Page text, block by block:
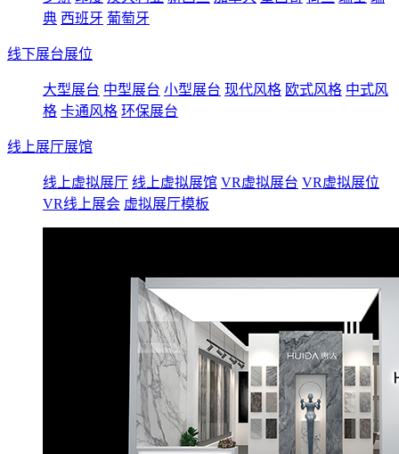
典 西班牙 葡萄牙
线下展台展位
大型展台 中型展台 小型展台 现代风格 欧式风格 中式风
格 卡通风格 环保展台
线上展厅展馆
线上虚拟展厅 线上虚拟展馆 VR虚拟展台 VR虚拟展位
VR线上展会 虚拟展厅模板